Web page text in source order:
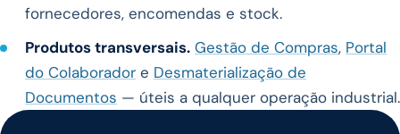
fornecedores, encomendas e stock.
Produtos transversais. Gestão de Compras, Portal
do Colaborador e Desmaterialização de
Documentos — úteis a qualquer operação industrial.